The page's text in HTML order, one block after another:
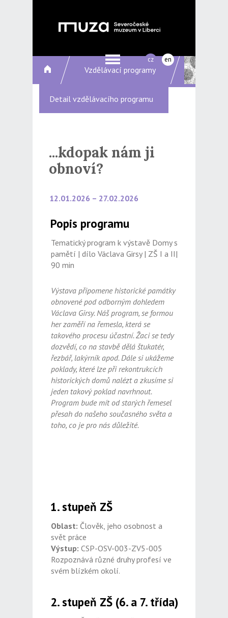
cz en
Vzdělávací programy
Detail vzdělávacího programu
...kdopak nám ji
obnoví?
12.01.2026 – 27.02.2026
Popis programu
Tematický program k výstavě Domy s
pamětí | dílo Václava Girsy | ZŠ I a II|
90 min
Výstava připomene historické památky
obnovené pod odborným dohledem
Václava Girsy. Náš program, se formou
her zaměří na řemesla, která se
takového procesu účastní. Žaci se tedy
dozvědí, co na stavbě dělá štukatér,
řezbář, lakýrník apod. Dále si ukážeme
poklady, které lze při rekontrukcích
historických domů nalézt a zkusíme si
jeden takový poklad navrhnout.
Program bude mít od starých řemesel
přesah do našeho současného světa a
toho, co je pro nás důležité.
1. stupeň ZŠ
Oblast: Člověk, jeho osobnost a
svět práce
Výstup: CSP-OSV-003-ZV5-005
Rozpoznává různé druhy profesí ve
svém blízkém okolí.
2. stupeň ZŠ (6. a 7. třída)